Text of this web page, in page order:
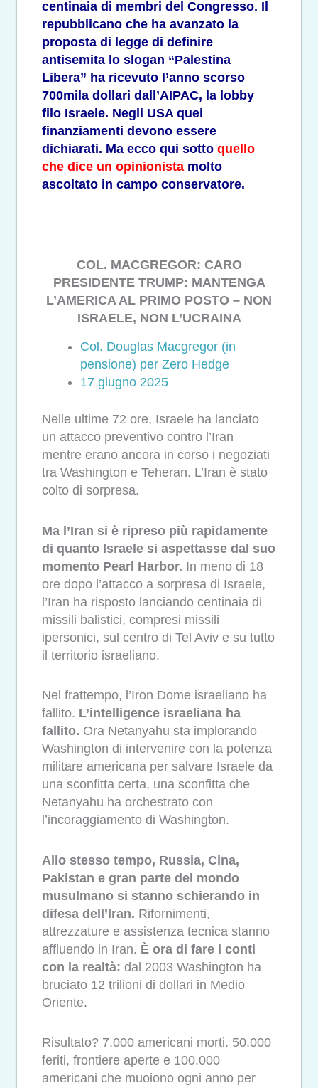
centinaia di membri del Congresso. Il
repubblicano che ha avanzato la
proposta di legge di definire
antisemita lo slogan “Palestina
Libera” ha ricevuto l’anno scorso
700mila dollari dall’AIPAC, la lobby
filo Israele. Negli USA quei
finanziamenti devono essere
dichiarati. Ma ecco qui sotto quello
che dice un opinionista molto
ascoltato in campo conservatore.
COL. MACGREGOR: CARO
PRESIDENTE TRUMP: MANTENGA
L’AMERICA AL PRIMO POSTO – NON
ISRAELE, NON L’UCRAINA
Col. Douglas Macgregor (in
pensione) per Zero Hedge
17 giugno 2025
Nelle ultime 72 ore, Israele ha lanciato
un attacco preventivo contro l’Iran
mentre erano ancora in corso i negoziati
tra Washington e Teheran. L’Iran è stato
colto di sorpresa.
Ma l’Iran si è ripreso più rapidamente
di quanto Israele si aspettasse dal suo
momento Pearl Harbor. In meno di 18
ore dopo l’attacco a sorpresa di Israele,
l’Iran ha risposto lanciando centinaia di
missili balistici, compresi missili
ipersonici, sul centro di Tel Aviv e su tutto
il territorio israeliano.
Nel frattempo, l’Iron Dome israeliano ha
fallito. L’intelligence israeliana ha
fallito. Ora Netanyahu sta implorando
Washington di intervenire con la potenza
militare americana per salvare Israele da
una sconfitta certa, una sconfitta che
Netanyahu ha orchestrato con
l’incoraggiamento di Washington.
Allo stesso tempo, Russia, Cina,
Pakistan e gran parte del mondo
musulmano si stanno schierando in
difesa dell’Iran. Rifornimenti,
attrezzature e assistenza tecnica stanno
affluendo in Iran. È ora di fare i conti
con la realtà: dal 2003 Washington ha
bruciato 12 trilioni di dollari in Medio
Oriente.
Risultato? 7.000 americani morti. 50.000
feriti, frontiere aperte e 100.000
americani che muoiono ogni anno per